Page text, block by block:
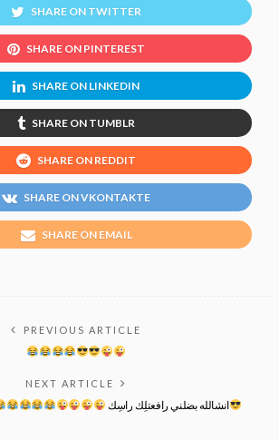
SHARE ON TWITTER
SHARE ON PINTEREST
SHARE ON LINKEDIN
SHARE ON TUMBLR
SHARE ON REDDIT
SHARE ON VKONTAKTE
SHARE ON EMAIL
PREVIOUS ARTICLE
NEXT ARTICLE
انشالله بضلني رافعتلِك راسِك